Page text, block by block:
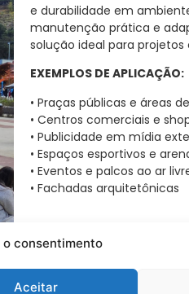
o consentimento
Aceitar
e durabilidade em
manutenção prática e
solução ideal para
EXEMPLOS DE APLICAÇÃO:
• Praças públicas e áreas
• Centros comerciais e
• Publicidade em mídia
• Espaços esportivos e
• Eventos e palcos ao ar
• Fachadas arquitetônicas